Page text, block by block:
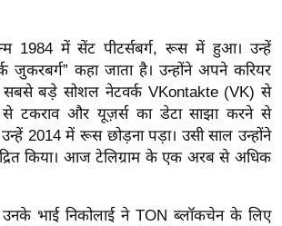
1984 में सेंट पीटर्सबर्ग, रूस में हुआ। उन्हें
जुकरबर्ग” कहा जाता है। उन्होंने अपने करियर
बड़े सोशल नेटवर्क VKontakte (VK) से
से टकराव और यूज़र्स का डेटा साझा करने से
2014 में रूस छोड़ना पड़ा। उसी साल उन्होंने
किया। आज टेलिग्राम के एक अरब से अधिक
भाई निकोलाई ने TON ब्लॉकचेन के लिए